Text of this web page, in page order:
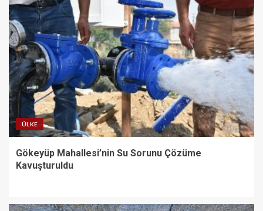
ÜLKE
Gökeyüp Mahallesi’nin Su Sorunu Çözüme
Kavuşturuldu